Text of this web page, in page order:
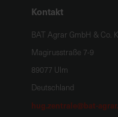
Kontakt
BAT Agrar GmbH & Co.
Magirusstraße 7-9
89077 Ulm
Deutschland
hug.zentrale@bat-